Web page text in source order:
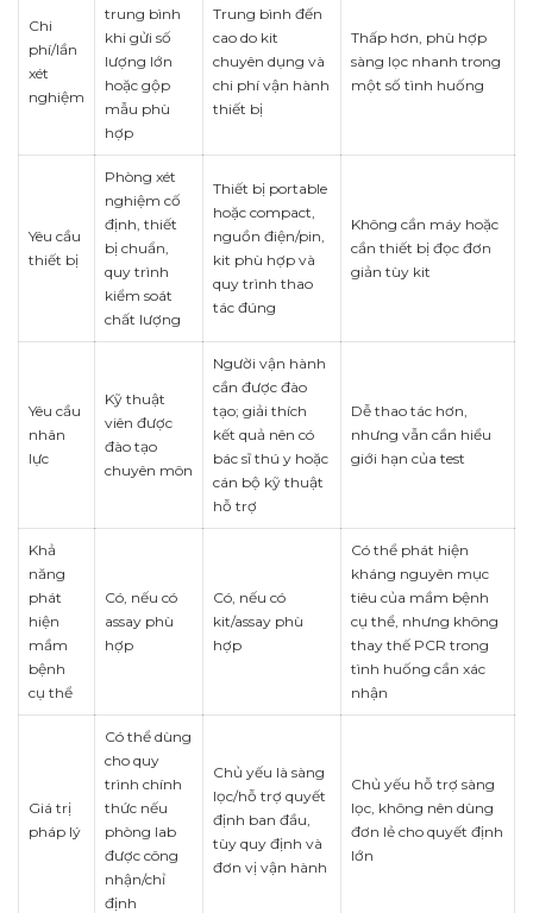
Chi
phí/lần
xét
nghiệm
trung bình
khi gửi số
lượng lớn
hoặc gộp
mẫu phù
hợp
Trung bình đến
cao do kit
chuyên dụng và
chi phí vận hành
thiết bị
Thấp hơn, phù hợp
sàng lọc nhanh trong
một số tình huống
Yêu cầu
thiết bị
Phòng xét
nghiệm cố
định, thiết
bị chuẩn,
quy trình
kiểm soát
chất lượng
Thiết bị portable
hoặc compact,
nguồn điện/pin,
kit phù hợp và
quy trình thao
tác đúng
Không cần máy hoặc
cần thiết bị đọc đơn
giản tùy kit
Yêu cầu
nhân
lực
Kỹ thuật
viên được
đào tạo
chuyên môn
Người vận hành
cần được đào
tạo; giải thích
kết quả nên có
bác sĩ thú y hoặc
cán bộ kỹ thuật
hỗ trợ
Dễ thao tác hơn,
nhưng vẫn cần hiểu
giới hạn của test
Khả
năng
phát
hiện
mầm
bệnh
cụ thể
Có, nếu có
assay phù
hợp
Có, nếu có
kit/assay phù
hợp
Có thể phát hiện
kháng nguyên mục
tiêu của mầm bệnh
cụ thể, nhưng không
thay thế PCR trong
tình huống cần xác
nhận
Giá trị
pháp lý
Có thể dùng
cho quy
trình chính
thức nếu
phòng lab
được công
nhận/chỉ
định
Chủ yếu là sàng
lọc/hỗ trợ quyết
định ban đầu,
tùy quy định và
đơn vị vận hành
Chủ yếu hỗ trợ sàng
lọc, không nên dùng
đơn lẻ cho quyết định
lớn